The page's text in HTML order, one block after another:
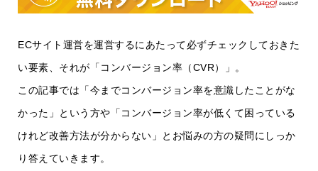
ECサイト運営を運営するにあたって必ずチェックしておきた
い要素、それが「コンバージョン率（CVR）」。
この記事では「今までコンバージョン率を意識したことがな
かった」という方や「コンバージョン率が低くて困っている
けれど改善方法が分からない」とお悩みの方の疑問にしっか
り答えていきます。